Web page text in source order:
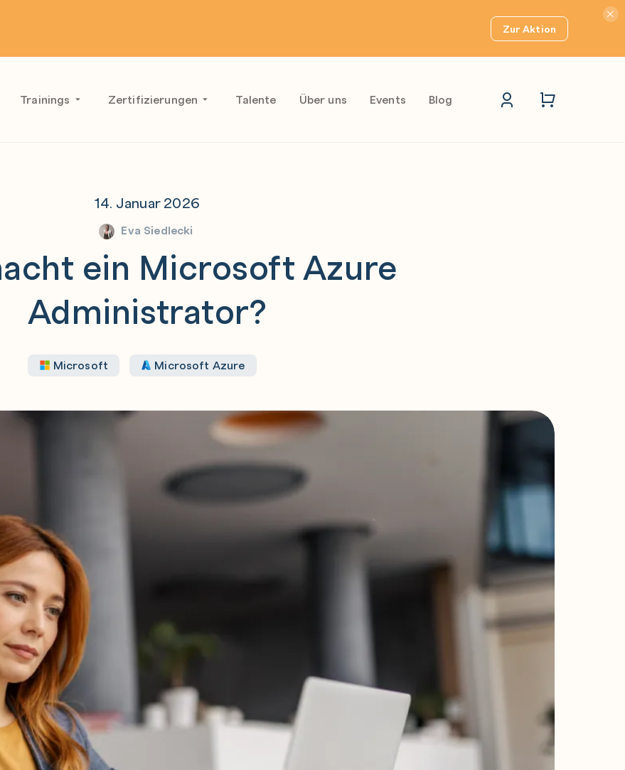
Zur Aktion
Trainings Zertifizierungen Talente Über uns Events Blog
14. Januar 2026
Eva Siedlecki
ein Microsoft Azure
Administrator?
Microsoft Microsoft Azure